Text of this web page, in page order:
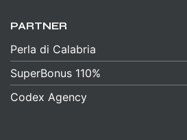
PARTNER
Perla di Calabria
SuperBonus 110%
Codex Agency